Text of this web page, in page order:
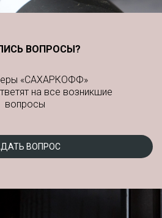
ВОПРОСЫ?
«САХАРКОФФ»
на все возникшие
вопросы
ВОПРОС